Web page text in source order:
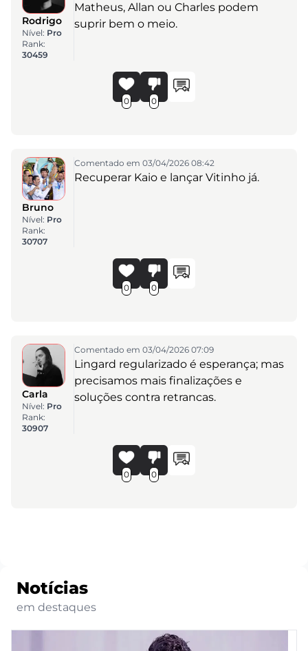
Rodrigo
Nível: Pro
Rank:
30459
Matheus, Allan ou Charles podem
suprir bem o meio.
0 0
Bruno
Nível: Pro
Rank:
30707
Comentado em 03/04/2026 08:42
Recuperar Kaio e lançar Vitinho já.
0 0
Carla
Nível: Pro
Rank:
30907
Comentado em 03/04/2026 07:09
Lingard regularizado é esperança; mas
precisamos mais finalizações e
soluções contra retrancas.
0 0
Notícias
em destaques